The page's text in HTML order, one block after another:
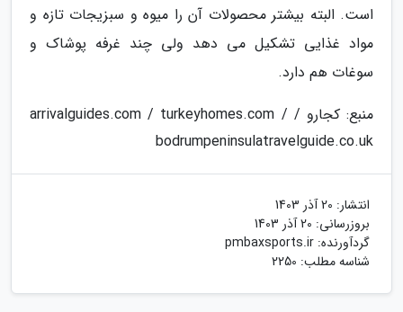
است. البته بیشتر محصولات آن را میوه و سبزیجات تازه و
مواد غذایی تشکیل می دهد ولی چند غرفه پوشاک و
سوغات هم دارد.
منبع: کجارو / arrivalguides.com / turkeyhomes.com /
bodrumpeninsulatravelguide.co.uk
انتشار: 20 آذر 1403
بروزرسانی: 20 آذر 1403
گردآورنده: pmbaxsports.ir
شناسه مطلب: 2250